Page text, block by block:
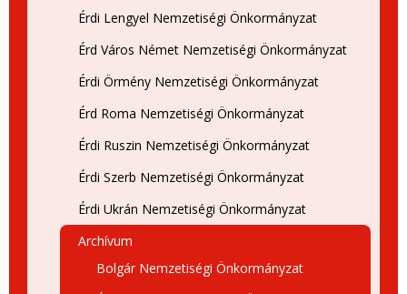
Érdi Lengyel Nemzetiségi Önkormányzat
Érd Város Német Nemzetiségi Önkormányzat
Érdi Örmény Nemzetiségi Önkormányzat
Érd Roma Nemzetiségi Önkormányzat
Érdi Ruszin Nemzetiségi Önkormányzat
Érdi Szerb Nemzetiségi Önkormányzat
Érdi Ukrán Nemzetiségi Önkormányzat
Archívum
Bolgár Nemzetiségi Önkormányzat